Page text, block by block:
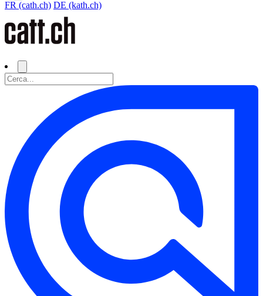
FR (cath.ch) DE (kath.ch)